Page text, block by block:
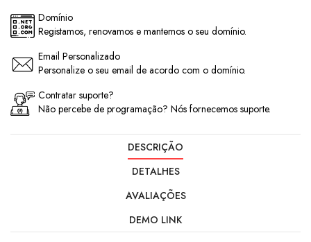
Domínio
Registamos, renovamos e mantemos o seu domínio.
Email Personalizado
Personalize o seu email de acordo com o domínio.
Contratar suporte?
Não percebe de programação? Nós fornecemos suporte.
DESCRIÇÃO
DETALHES
AVALIAÇÕES
DEMO LINK